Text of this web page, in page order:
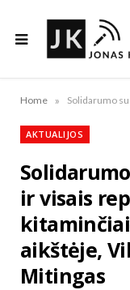
Home »
AKTUALIJOS
ir visais
aikštėje,
Mitingas